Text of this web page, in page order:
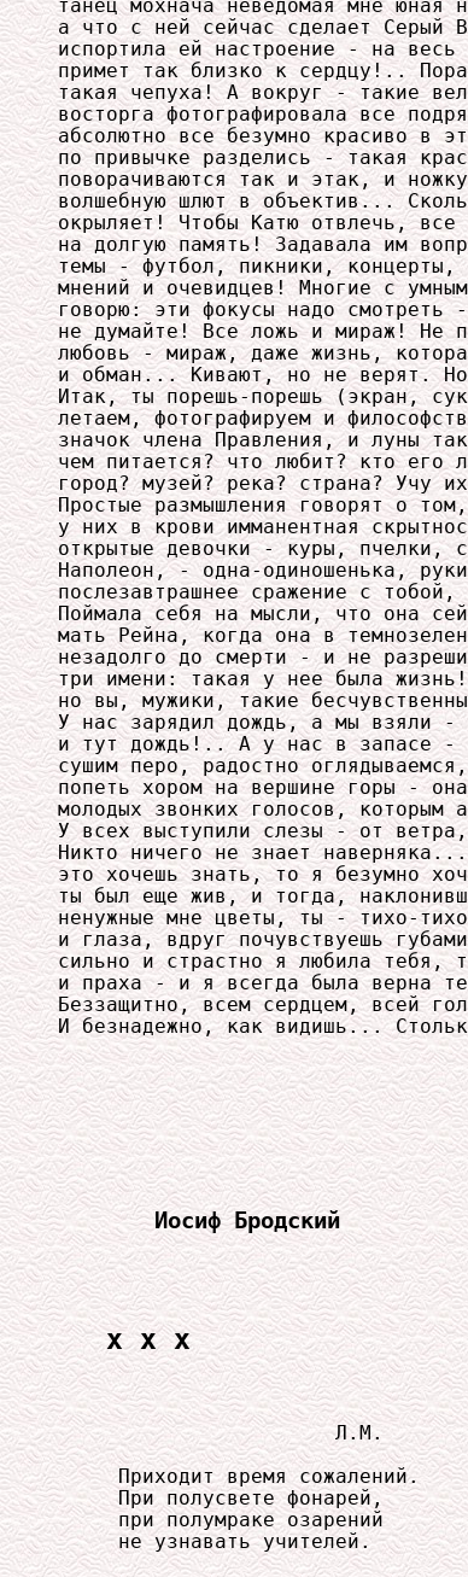
танец мохнача неведомая мне юная
а что с ней сейчас сделает Серый
испортила ей настроение - на
примет так близко к сердцу!..
такая чепуха! А вокруг - такие
восторга фотографировала все
абсолютно все безумно красиво в
по привычке разделись - такая
поворачиваются так и этак, и
волшебную шлют в объектив...
окрыляет! Чтобы Катю отвлечь,
на долгую память! Задавала им
темы - футбол, пикники, концерты,
мнений и очевидцев! Многие с
говорю: эти фокусы надо смотреть
не думайте! Все ложь и мираж! Не
любовь - мираж, даже жизнь,
и обман... Кивают, но не верят. Но
Итак, ты порешь-порешь (экран,
летаем, фотографируем и
значок члена Правления, и луны
чем питается? что любит? кто его
город? музей? река? страна? Учу
Простые размышления говорят о
у них в крови имманентная
открытые девочки - куры, пчелки,
Наполеон, - одна-одиношенька,
послезавтрашнее сражение с
Поймала себя на мысли, что она
мать Рейна, когда она в
незадолго до смерти - и не
три имени: такая у нее была
но вы, мужики, такие
У нас зарядил дождь, а мы взяли -
и тут дождь!.. А у нас в запасе -
сушим перо, радостно
попеть хором на вершине горы -
молодых звонких голосов, которым
У всех выступили слезы - от
Никто ничего не знает
это хочешь знать, то я безумно
ты был еще жив, и тогда,
ненужные мне цветы, ты - тихо-
и глаза, вдруг почувствуешь
сильно и страстно я любила тебя,
и праха - и я всегда была верна
Беззащитно, всем сердцем, всей
И безнадежно, как видишь...
Иосиф Бродский
x x x
                       Л.М.
     Приходит время сожалений.
     При полусвете фонарей,
     при полумраке озарений
     не узнавать учителей.